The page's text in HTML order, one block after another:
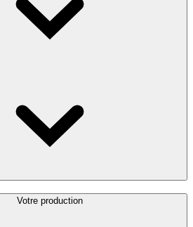
Votre production